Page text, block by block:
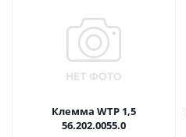
Клемма WTP 1,5
56.202.0055.0